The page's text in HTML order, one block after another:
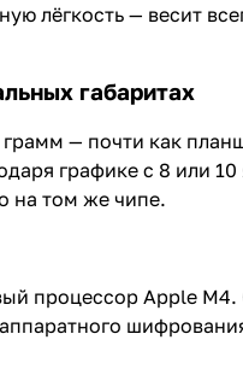
лёгкость — весит
габаритах
— почти как
графике с 8 или
на том же чипе.
процессор Apple